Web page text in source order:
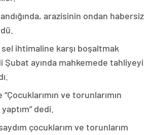
arazisinin ondan habersiz
ihtimaline karşı boşaltmak
Şubat ayında mahkemede tahliyeyi
ve torunlarımın
dedi.
çocuklarım ve torunlarım